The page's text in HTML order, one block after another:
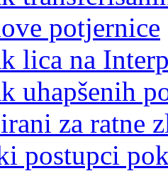
potjernice
lica na
uhapšenih
za ratne
postupci